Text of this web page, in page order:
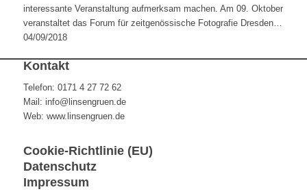
interessante Veranstaltung aufmerksam machen. Am 09. Oktober
veranstaltet das Forum für zeitgenössische Fotografie Dresden…
04/09/2018
Kontakt
Telefon: 0171 4 27 72 62
Mail: info@linsengruen.de
Web: www.linsengruen.de
Cookie-Richtlinie (EU)
Datenschutz
Impressum